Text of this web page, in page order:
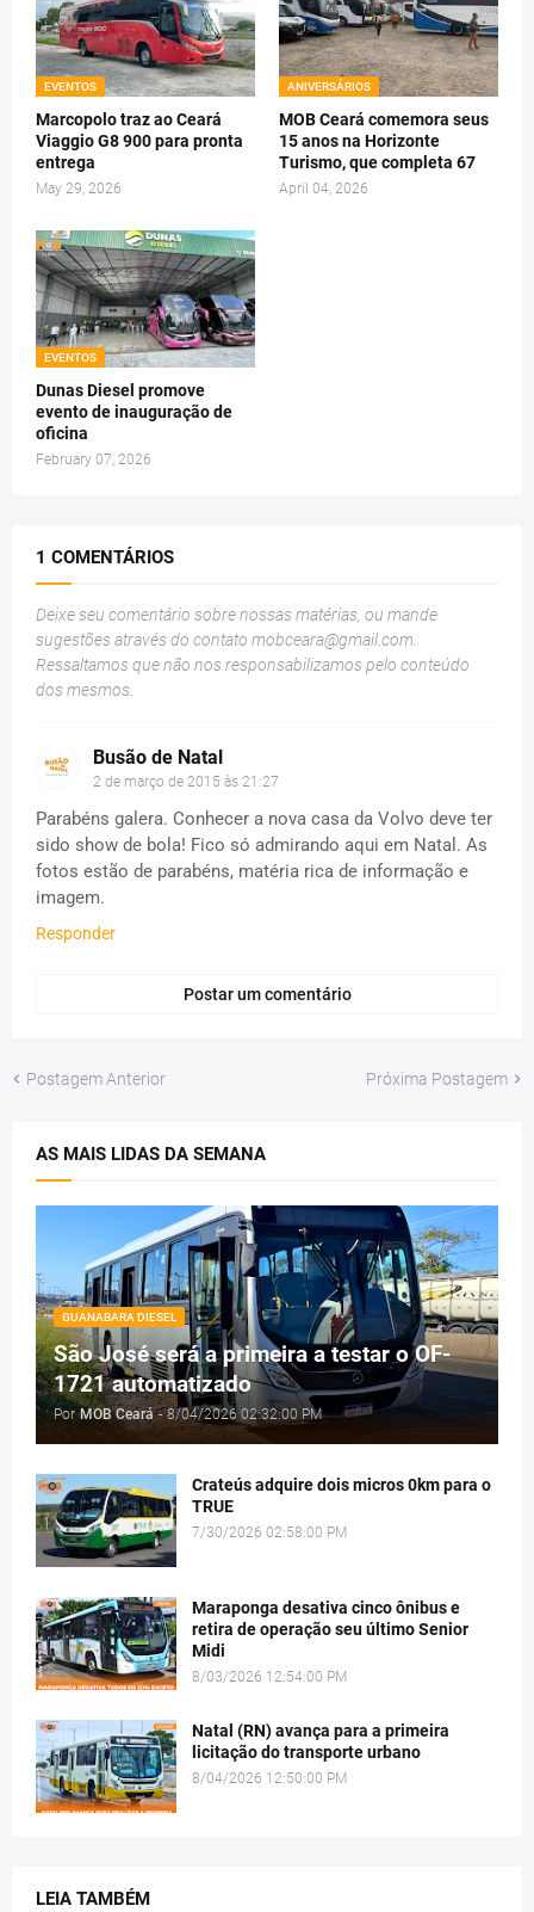
EVENTOS
Marcopolo traz ao Ceará
Viaggio G8 900 para pronta
entrega
May 29, 2026
ANIVERSÁRIOS
MOB Ceará comemora seus
15 anos na Horizonte
Turismo, que completa 67
April 04, 2026
EVENTOS
Dunas Diesel promove
evento de inauguração de
oficina
February 07, 2026
1 COMENTÁRIOS
Deixe seu comentário sobre nossas matérias, ou mande
sugestões através do contato mobceara@gmail.com
Ressaltamos que não nos responsabilizamos pelo conteúdo
dos mesmos.
Busão de Natal
2 de março de 2015 às 21:27
Parabéns galera. Conhecer a nova casa da Volvo deve ter
sido show de bola! Fico só admirando aqui em Natal. As
fotos estão de parabéns, matéria rica de informação e
imagem.
Responder
Postar um comentário
Postagem Anterior Próxima Postagem
AS MAIS LIDAS DA SEMANA
GUANABARA DIESEL
São José será a primeira a testar o OF-
1721 automatizado
Por MOB Ceará - 8/04/2026 02:32:00 PM
Crateús adquire dois micros 0km para o
TRUE
7/30/2026 02:58:00 PM
Maraponga desativa cinco ônibus e
retira de operação seu último Senior
Midi
8/03/2026 12:54:00 PM
Natal (RN) avança para a primeira
licitação do transporte urbano
8/04/2026 12:50:00 PM
LEIA TAMBÉM